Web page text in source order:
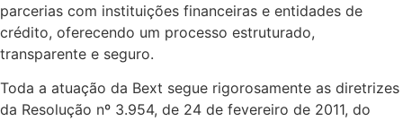
parcerias com instituições financeiras e entidades de
crédito, oferecendo um processo estruturado,
transparente e seguro.
Toda a atuação da Bext segue rigorosamente as diretrizes
da Resolução nº 3.954, de 24 de fevereiro de 2011, do